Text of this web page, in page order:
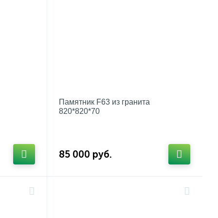
Памятник F63 из гранита
820*820*70
85 000 руб.